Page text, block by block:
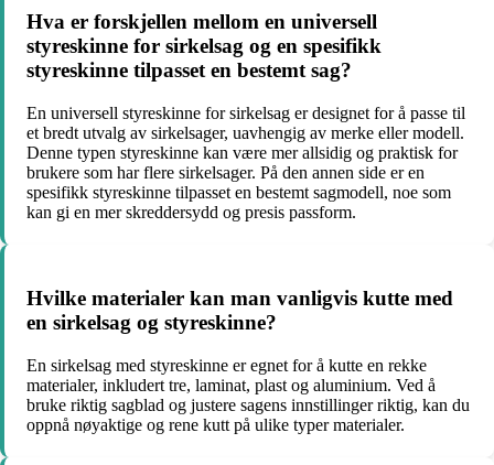
Hva er forskjellen mellom en universell
styreskinne for sirkelsag og en spesifikk
styreskinne tilpasset en bestemt sag?
En universell styreskinne for sirkelsag er designet for å passe til
et bredt utvalg av sirkelsager, uavhengig av merke eller modell.
Denne typen styreskinne kan være mer allsidig og praktisk for
brukere som har flere sirkelsager. På den annen side er en
spesifikk styreskinne tilpasset en bestemt sagmodell, noe som
kan gi en mer skreddersydd og presis passform.
Hvilke materialer kan man vanligvis kutte med
en sirkelsag og styreskinne?
En sirkelsag med styreskinne er egnet for å kutte en rekke
materialer, inkludert tre, laminat, plast og aluminium. Ved å
bruke riktig sagblad og justere sagens innstillinger riktig, kan du
oppnå nøyaktige og rene kutt på ulike typer materialer.